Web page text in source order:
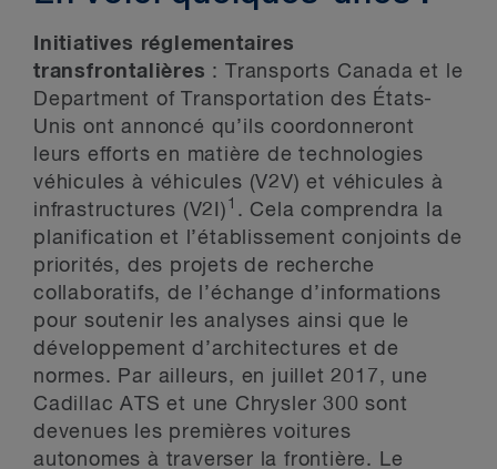
Initiatives réglementaires
transfrontalières : Transports Canada et le
Department of Transportation des États-
Unis ont annoncé qu’ils coordonneront
leurs efforts en matière de technologies
véhicules à véhicules (V2V) et véhicules à
infrastructures (V2I) 1 . Cela comprendra la
planification et l’établissement conjoints de
priorités, des projets de recherche
collaboratifs, de l’échange d’informations
pour soutenir les analyses ainsi que le
développement d’architectures et de
normes. Par ailleurs, en juillet 2017, une
Cadillac ATS et une Chrysler 300 sont
devenues les premières voitures
autonomes à traverser la frontière. Le